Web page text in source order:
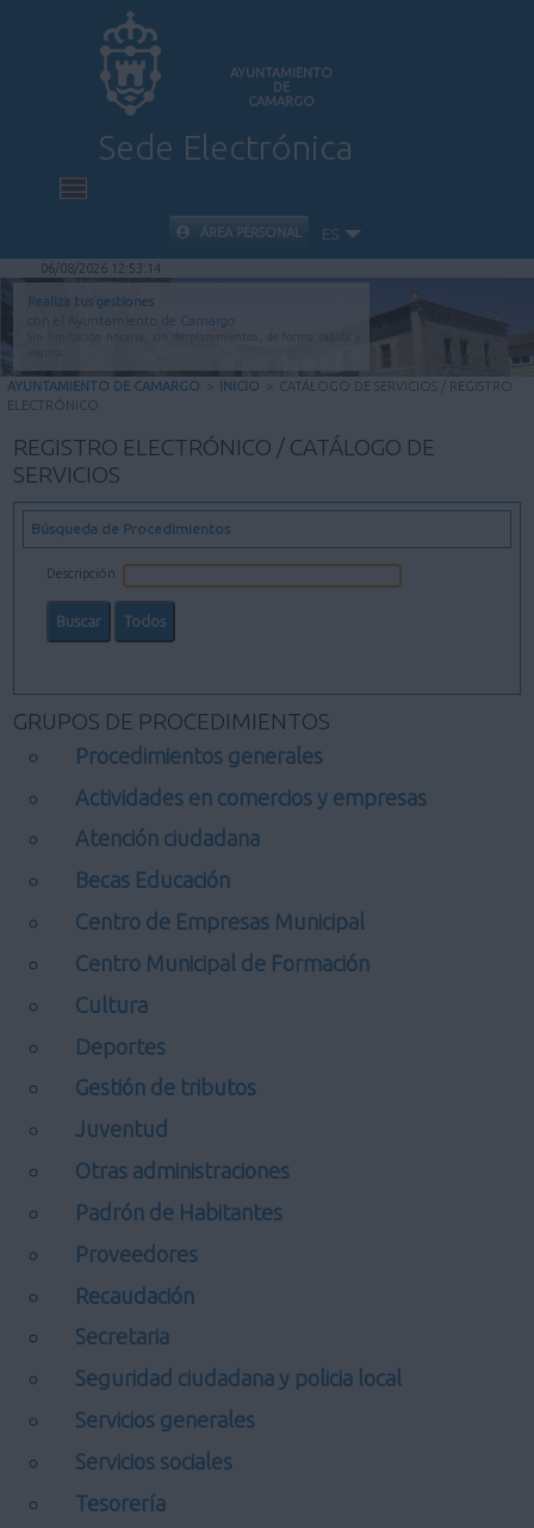
AYUNTAMIENTO
DE
CAMARGO
Sede Electrónica
INICIO
INFORMACIÓN PÚBLICA
CARPETA CIUDADANA
ÁREA PERSONAL ES
06/08/2026 12:53:15
Realiza tus gestiones
con el Ayuntamiento de Camargo
AYUNTAMIENTO DE CAMARGO > INICIO > CATÁLOGO DE SERVICIOS / REGISTRO
ELECTRÓNICO
REGISTRO ELECTRÓNICO / CATÁLOGO DE
SERVICIOS
Búsqueda de Procedimientos
Descripción
GRUPOS DE PROCEDIMIENTOS
Procedimientos generales
Actividades en comercios y empresas
Atención ciudadana
Becas Educación
Centro de Empresas Municipal
Centro Municipal de Formación
Cultura
Deportes
Gestión de tributos
Juventud
Otras administraciones
Padrón de Habitantes
Proveedores
Recaudación
Secretaria
Seguridad ciudadana y policia local
Servicios generales
Servicios sociales
Tesorería